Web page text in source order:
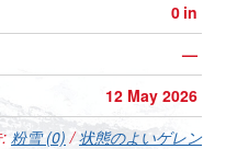
0 in
—
12 May 2026
粉雪 (0) /状態のよいゲレン